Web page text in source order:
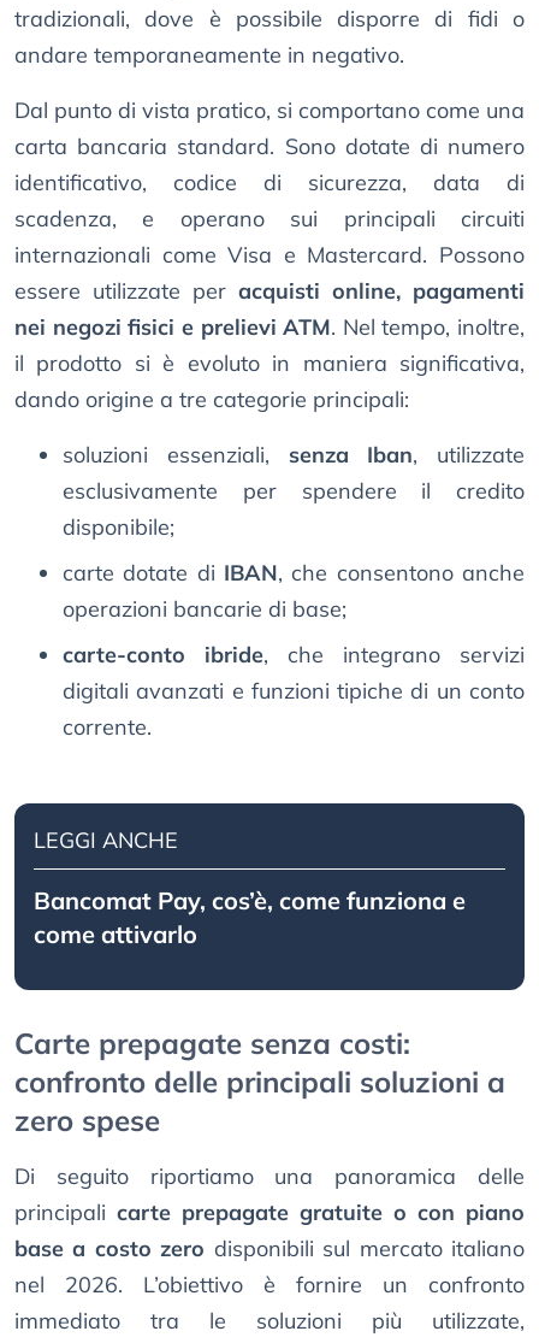
tradizionali, dove è possibile disporre di fidi o
andare temporaneamente in negativo.
Dal punto di vista pratico, si comportano come una
carta bancaria standard. Sono dotate di numero
identificativo, codice di sicurezza, data di
scadenza, e operano sui principali circuiti
internazionali come Visa e Mastercard. Possono
essere utilizzate per acquisti online, pagamenti
nei negozi fisici e prelievi ATM. Nel tempo, inoltre,
il prodotto si è evoluto in maniera significativa,
dando origine a tre categorie principali:
soluzioni essenziali, senza Iban, utilizzate
esclusivamente per spendere il credito
disponibile;
carte dotate di IBAN, che consentono anche
operazioni bancarie di base;
carte-conto ibride, che integrano servizi
digitali avanzati e funzioni tipiche di un conto
corrente.
LEGGI ANCHE
Bancomat Pay, cos’è, come funziona e
come attivarlo
Carte prepagate senza costi:
confronto delle principali soluzioni a
zero spese
Di seguito riportiamo una panoramica delle
principali carte prepagate gratuite o con piano
base a costo zero disponibili sul mercato italiano
nel 2026. L’obiettivo è fornire un confronto
immediato tra le soluzioni più utilizzate,